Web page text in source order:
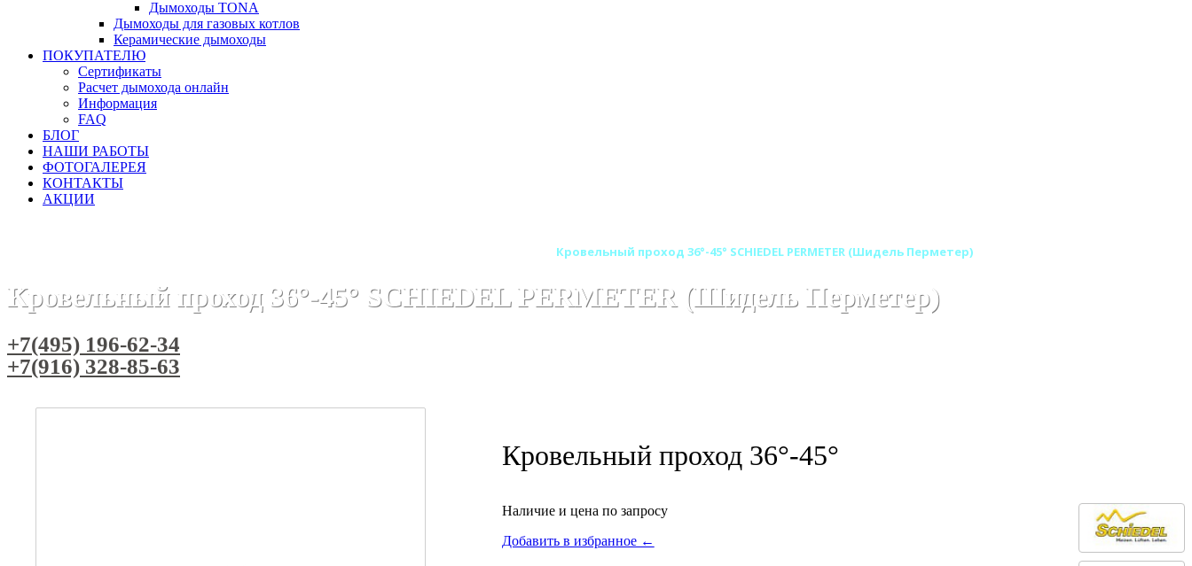
Дымоходы TONA
Дымоходы для газовых котлов
Керамические дымоходы
ПОКУПАТЕЛЮ
Сертификаты
Расчет дымохода онлайн
Информация
FAQ
БЛОГ
НАШИ РАБОТЫ
ФОТОГАЛЕРЕЯ
КОНТАКТЫ
АКЦИИ
Кровельный проход 36°-45° SCHIEDEL PERMETER (Шидель Перметер)
Кровельный проход 36°-45° SCHIEDEL PERMETER (Шидель Перметер)
+7(495) 196-62-34
+7(916) 328-85-63
Кровельный проход 36°-45°
Наличие и цена по запросу
Добавить в избранное ←